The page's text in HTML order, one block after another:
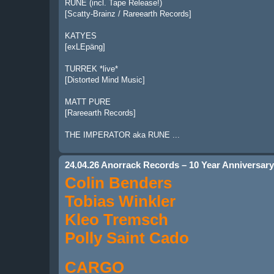
RUNE (incl. Tape Release!)
[Scatty-Brainz / Rareearth Records]
KATYES
[exLEpäng]
TURREK *live*
[Distorted Mind Music]
MATT PURE
[Rareearth Records]
THE IMPERATOR aka RUNE ...
24.04.26 Anorrack Records – 10 Year
Colin Benders
Tobias Winkler
Kleo Tremsch
Polly Saint Cado
CARGO